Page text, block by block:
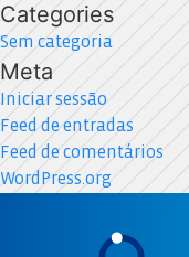
Categories
Sem categoria
Meta
Iniciar sessão
Feed de entradas
Feed de comentários
WordPress.org